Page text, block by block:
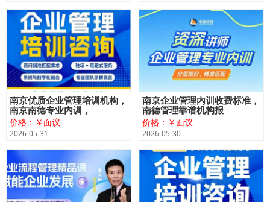
南京优质企业管理培训机构，
南京南德专业内训，
价格：￥面议
2026-05-31
南京企业管理内训收费标准，
南德管理靠谱机构报
价格：￥面议
2026-05-30